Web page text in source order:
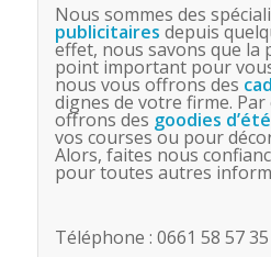
Nous sommes des
publicitaires depuis
effet, nous savons que la
point important pour
nous vous offrons des
dignes de votre firme.
offrons des goodies
vos courses ou pour
Alors, faites nous
pour toutes autres
Téléphone : 0661 58 57 35